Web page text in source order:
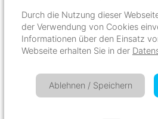
2.Aktive Eigeninitiative:
durch die Arbeitsagentur
aktiv nach Arbeit suchen, z. B.
Bewerbungsanzahl:
Der
Richtwert, zwei bis drei
Durch die Nutzung dieser
der Verwendung von Cookies
Informationen über den Einsatz
Webseite erhalten Sie in der
Ablehnen / Speichern